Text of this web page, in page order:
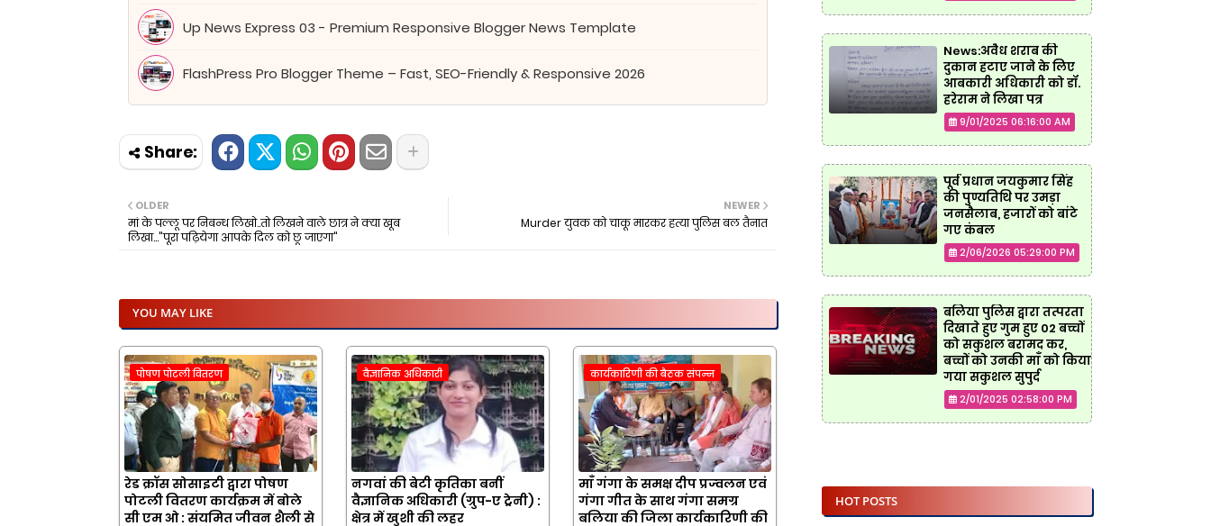
Up News Express 03 - Premium Responsive Blogger News Template
FlashPress Pro Blogger Theme – Fast, SEO-Friendly & Responsive 2026
NEWER
Murder युवक को चाकू मारकर हत्या पुलिस बल तैनात
OLDER
मां के पल्लू पर निबन्ध लिखो..तो लिखने वाले छात्र ने क्या खूब
लिखा..."पूरा पढ़ियेगा आपके दिल को छू जाएगा"
YOU MAY LIKE
पोषण पोटली वितरण
रेड क्रॉस सोसाइटी द्वारा पोषण
पोटली वितरण कार्यक्रम में बोले
सी एम ओ : संयमित जीवन शैली से
वैज्ञानिक अधिकारी
नगवां की बेटी कृतिका बनीं
वैज्ञानिक अधिकारी (ग्रुप-ए ट्रेनी) :
क्षेत्र में खुशी की लहर
कार्यकारिणी की बैठक संपन्न
माँ गंगा के समक्ष दीप प्रज्वलन एवं
गंगा गीत के साथ गंगा समग्र
बलिया की जिला कार्यकारिणी की
News:अवैध शराब की
दुकान हटाए जाने के लिए
आबकारी अधिकारी को डॉ.
हरेराम ने लिखा पत्र
9/01/2025 06:16:00 AM
पूर्व प्रधान जयकुमार सिंह
की पुण्यतिथि पर उमड़ा
जनसैलाब, हजारों को बांटे
गए कंबल
2/06/2026 05:29:00 PM
बलिया पुलिस द्वारा तत्परता
दिखाते हुए गुम हुए 02 बच्चों
को सकुशल बरामद कर,
बच्चों को उनकी माँ को किया
गया सकुशल सुपुर्द
2/01/2025 02:58:00 PM
HOT POSTS